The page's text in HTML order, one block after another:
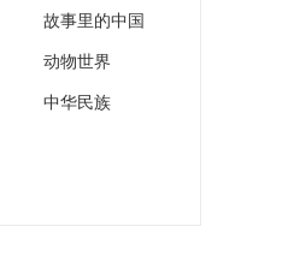
故事里的中国
动物世界
中华民族